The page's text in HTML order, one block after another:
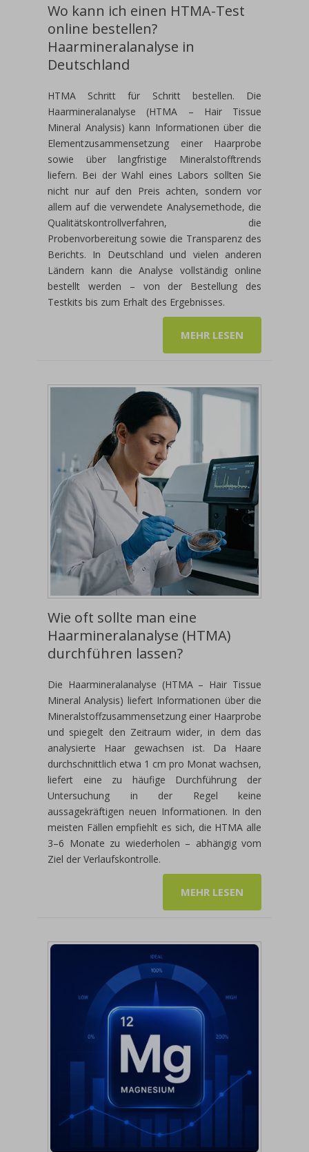
Wo kann ich einen HTMA-Test
online bestellen?
Haarmineralanalyse in
Deutschland
HTMA Schritt für Schritt bestellen. Die
Haarmineralanalyse (HTMA – Hair Tissue
Mineral Analysis) kann Informationen über die
Elementzusammensetzung einer Haarprobe
sowie über langfristige Mineralstofftrends
liefern. Bei der Wahl eines Labors sollten Sie
nicht nur auf den Preis achten, sondern vor
allem auf die verwendete Analysemethode, die
Qualitätskontrollverfahren, die
Probenvorbereitung sowie die Transparenz des
Berichts. In Deutschland und vielen anderen
Ländern kann die Analyse vollständig online
bestellt werden – von der Bestellung des
Testkits bis zum Erhalt des Ergebnisses.
MEHR LESEN
Wie oft sollte man eine
Haarmineralanalyse (HTMA)
durchführen lassen?
Die Haarmineralanalyse (HTMA – Hair Tissue
Mineral Analysis) liefert Informationen über die
Mineralstoffzusammensetzung einer Haarprobe
und spiegelt den Zeitraum wider, in dem das
analysierte Haar gewachsen ist. Da Haare
durchschnittlich etwa 1 cm pro Monat wachsen,
liefert eine zu häufige Durchführung der
Untersuchung in der Regel keine
aussagekräftigen neuen Informationen. In den
meisten Fällen empfiehlt es sich, die HTMA alle
3–6 Monate zu wiederholen – abhängig vom
Ziel der Verlaufskontrolle.
MEHR LESEN